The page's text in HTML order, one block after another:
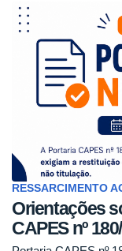
RESSARCIMENTO
Orientações
CAPES nº